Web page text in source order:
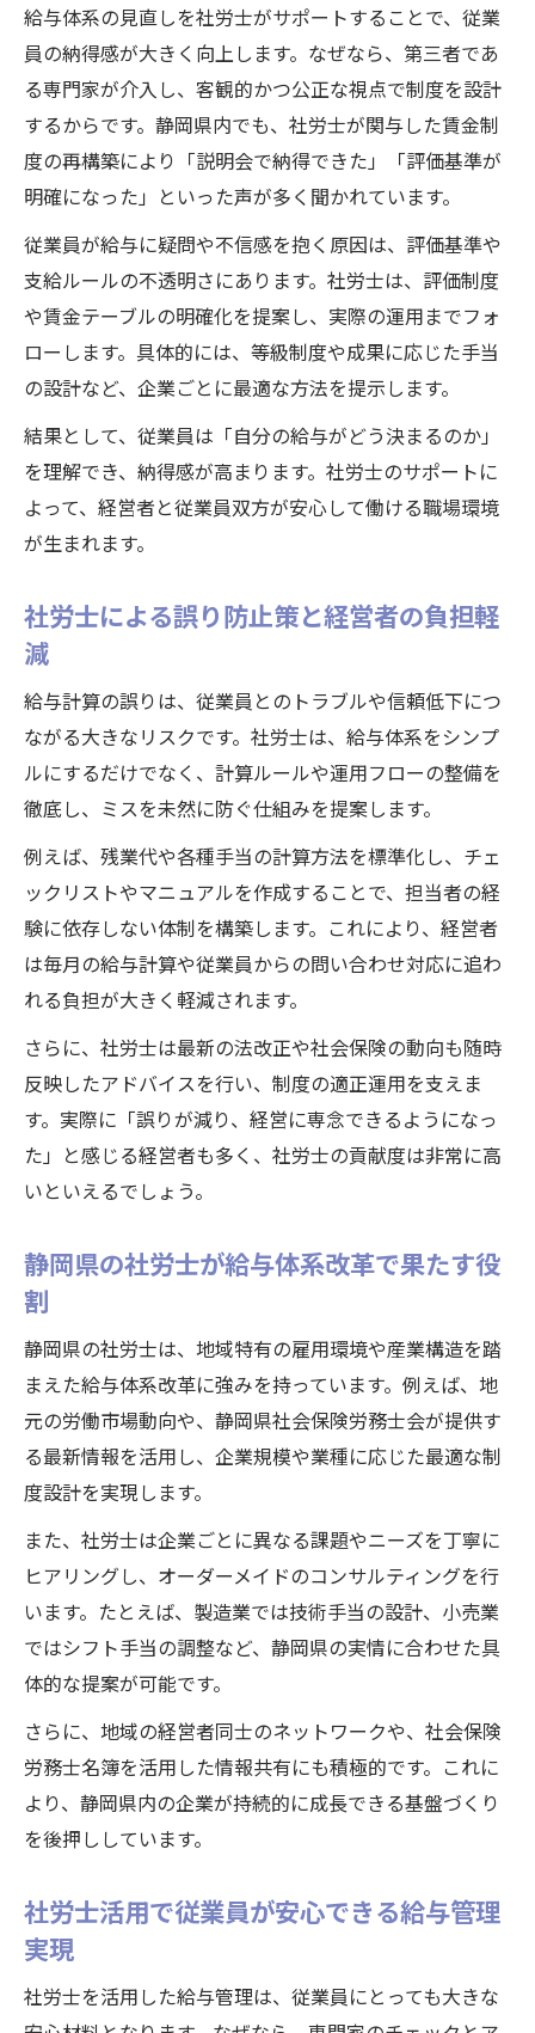
コツ
静岡県で注目される給与体系改革のポイント
静岡県 社労士と進める給与体系改革の最新
動向
社労士活用で静岡の企業が注目する賃金制
度とは
静岡県社会保険労務士会会館で得る最新情
報とは
社労士が伝授する静岡県の給与体系見直し
成功術
地域特性を踏まえた社労士の給与改革サポ
ート法
安心できる給与計算へ社労士が導く理由
社労士が誤りのない給与計算体制を実現す
安心の給与管理は社労士の専門知識がカギ
社労士が提供する給与計算支援の強みとは
何か
社会保険労務士名簿で信頼できる社労士を
探そう
社労士が経営者の不安を解消し安心感を生
む方法
これからの企業に必要な給与体系の考え方
社労士が提案する未来志向の給与体系の設
計法
時代に合った給与体系を社労士と構築する
重要性
社会保険労務士名簿を活用した専門家選び
のコツ
社労士の視点で企業成長に資する給与制度
経営者と社労士が共に描く新たな賃金戦略
給与体系の見直しを社労士がサポートすることで、従業
員の納得感が大きく向上します。なぜなら、第三者であ
る専門家が介入し、客観的かつ公正な視点で制度を設計
するからです。静岡県内でも、社労士が関与した賃金制
度の再構築により「説明会で納得できた」「評価基準が
明確になった」といった声が多く聞かれています。
従業員が給与に疑問や不信感を抱く原因は、評価基準や
支給ルールの不透明さにあります。社労士は、評価制度
や賃金テーブルの明確化を提案し、実際の運用までフォ
ローします。具体的には、等級制度や成果に応じた手当
の設計など、企業ごとに最適な方法を提示します。
結果として、従業員は「自分の給与がどう決まるのか」
を理解でき、納得感が高まります。社労士のサポートに
よって、経営者と従業員双方が安心して働ける職場環境
が生まれます。
社労士による誤り防止策と経営者の負担軽
減
給与計算の誤りは、従業員とのトラブルや信頼低下につ
ながる大きなリスクです。社労士は、給与体系をシンプ
ルにするだけでなく、計算ルールや運用フローの整備を
徹底し、ミスを未然に防ぐ仕組みを提案します。
例えば、残業代や各種手当の計算方法を標準化し、チェ
ックリストやマニュアルを作成することで、担当者の経
験に依存しない体制を構築します。これにより、経営者
は毎月の給与計算や従業員からの問い合わせ対応に追わ
れる負担が大きく軽減されます。
さらに、社労士は最新の法改正や社会保険の動向も随時
反映したアドバイスを行い、制度の適正運用を支えま
す。実際に「誤りが減り、経営に専念できるようになっ
た」と感じる経営者も多く、社労士の貢献度は非常に高
いといえるでしょう。
静岡県の社労士が給与体系改革で果たす役
割
静岡県の社労士は、地域特有の雇用環境や産業構造を踏
まえた給与体系改革に強みを持っています。例えば、地
元の労働市場動向や、静岡県社会保険労務士会が提供す
る最新情報を活用し、企業規模や業種に応じた最適な制
度設計を実現します。
また、社労士は企業ごとに異なる課題やニーズを丁寧に
ヒアリングし、オーダーメイドのコンサルティングを行
います。たとえば、製造業では技術手当の設計、小売業
ではシフト手当の調整など、静岡県の実情に合わせた具
体的な提案が可能です。
さらに、地域の経営者同士のネットワークや、社会保険
労務士名簿を活用した情報共有にも積極的です。これに
より、静岡県内の企業が持続的に成長できる基盤づくり
を後押ししています。
社労士活用で従業員が安心できる給与管理
実現
社労士を活用した給与管理は、従業員にとっても大きな